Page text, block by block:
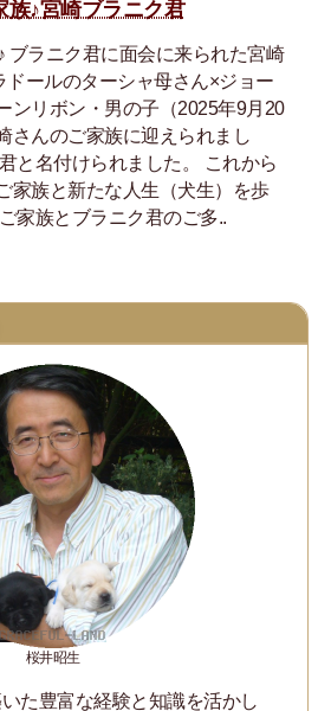
族♪宮崎ブラニク君
ブラニク君に面会に来られた宮崎
ドールのターシャ母さん×ジョー
ンリボン・男の子（2025年9月20
さんのご家族に迎えられまし
と名付けられました。 これから
家族と新たな人生（犬生）を歩
家族とブラニク君のご多..
桜井昭生
た豊富な経験と知識を活かし